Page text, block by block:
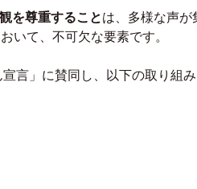
を尊重することは、多様な声が
いて、不可欠な要素です。
言」に賛同し、以下の取り組